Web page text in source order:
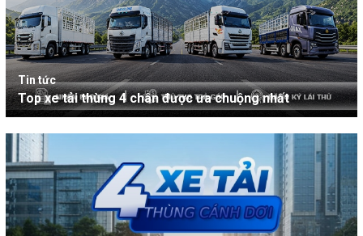
Tin tức
Top xe tải thùng 4 chân được ưa chuộng nhất